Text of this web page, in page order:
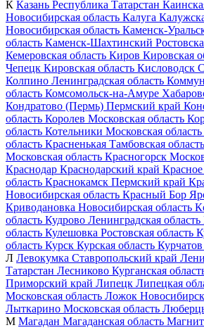
К Казань Республика Татарстан
Новосибирская область Калуга
Новосибирская область Каменск-
область Каменск-Шахтинский
Кемеровская область Киров Кировская
Чепецк Кировская область Кисловодск
Колпино Ленинградская область
область Комсомольск-на-Амуре
Кондратово (Пермь) Пермский край
область Королев Московская область
область Котельники Московская область
область Красненькая Тамбовская область
Московская область Красногорск
Краснодар Краснодарский край Красное
область Краснокамск Пермский край
Новосибирская область Красный Бор
Криводановка Новосибирская область
область Кудрово Ленинградская область
область Кулешовка Ростовская область
область Курск Курская область Курчатов
Л Левокумка Ставропольский край
Татарстан Лесниково Курганская
Приморский край Липецк Липецкая
Московская область Ложок
Лыткарино Московская область
М Магадан Магаданская область